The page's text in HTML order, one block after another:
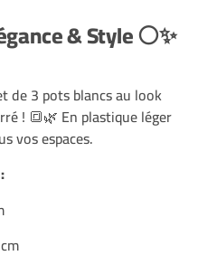
& Style ⚪✨
de 3 pots blancs au look
! 🔳🌿 En plastique léger
vos espaces.